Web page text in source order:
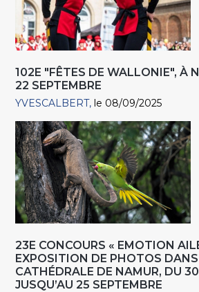
102E "FÊTES DE WALLONIE", À
22 SEPTEMBRE
YVESCALBERT le 08/09/2025
23E CONCOURS « EMOTION
EXPOSITION DE PHOTOS
CATHÉDRALE DE NAMUR, DU
JUSQU’AU 25 SEPTEMBRE